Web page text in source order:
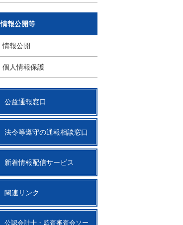
情報公開等
情報公開
個人情報保護
公益通報窓口
法令等遵守の通報相談窓口
新着情報配信サービス
関連リンク
公認会計士・監査審査会ソー